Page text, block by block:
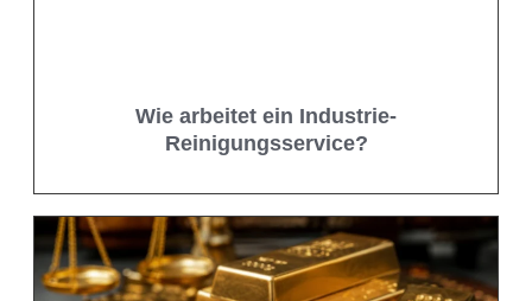
Wie arbeitet ein Industrie-
Reinigungsservice?